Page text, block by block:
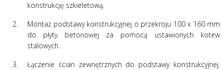
konstrukcję szkieletową.
Montaż podstawy konstrukcyjnej o przekroju 100 x 160 mm
do płyty betonowej za pomocą ustawionych kotew
stalowych.
Łączenie ścian zewnętrznych do podstawy konstrukcyjnej.